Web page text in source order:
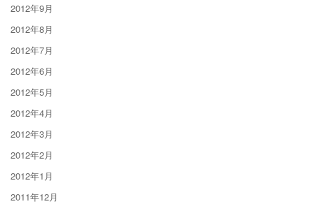
2012年9月
2012年8月
2012年7月
2012年6月
2012年5月
2012年4月
2012年3月
2012年2月
2012年1月
2011年12月